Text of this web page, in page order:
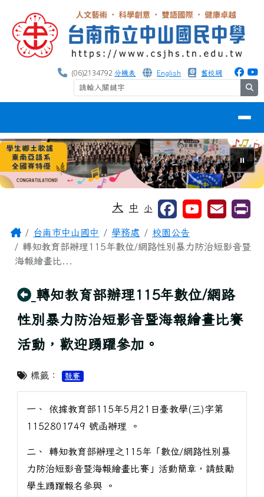
台南市中山國中
(06)2134792分機表 English 舊校網
⏸
大 中 小
主內容區域
Home台南市中山國中 學務處
校園公告
轉知教育部辦理115年數位/網路性別暴力防治短影音暨
海報繪畫比...
回上頁
轉知教育部辦理115年數位/網路
性別暴力防治短影音暨海報繪畫比賽
活動，歡迎踴躍參加。
標籤： 競賽
一、 依據教育部115年5月21日臺教學(三)字第
1152801749 號函辦理 。
二、 轉知教育部辦理之115年「數位/網路性別暴
力防治短影音暨海報繪畫比賽」活動簡章，請鼓勵
學生踴躍報名參與 。
頁尾區域